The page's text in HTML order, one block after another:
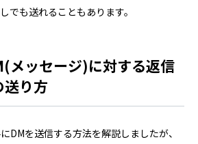
でも送れることもあります。
メッセージ)に対する返信
送り方
DMを送信する方法を解説しましたが、